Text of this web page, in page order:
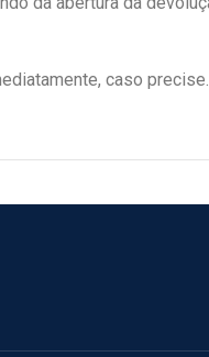
caso precise.